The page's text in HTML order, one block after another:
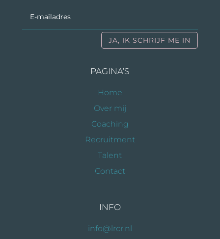
JA, IK SCHRIJF ME IN
PAGINA’S
Home
Over mij
Coaching
Recruitment
Talent
Contact
INFO
info@lrcr.nl